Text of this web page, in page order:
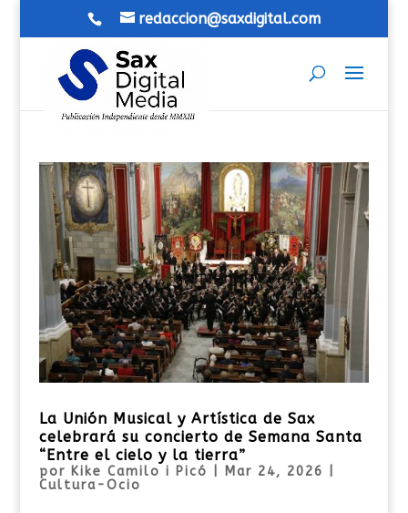
redaccion@saxdigital.com
La Unión Musical y Artística de Sax
celebrará su concierto de Semana Santa
“Entre el cielo y la tierra”
por Kike Camilo i Picó Mar 24, 2026
Cultura-Ocio